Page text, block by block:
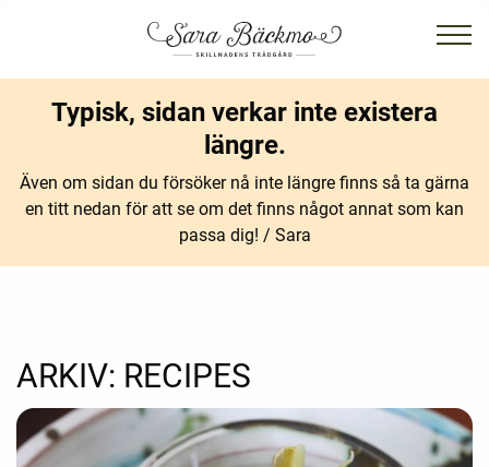
Typisk, sidan verkar inte existera
längre.
Även om sidan du försöker nå inte längre finns så ta gärna
en titt nedan för att se om det finns något annat som kan
passa dig! / Sara
ARKIV: RECIPES